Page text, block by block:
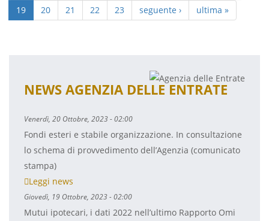
19
20 21 22 23 seguente › ultima »
NEWS AGENZIA DELLE ENTRATE
Venerdì, 20 Ottobre, 2023 - 02:00
Fondi esteri e stabile organizzazione. In consultazione
lo schema di provvedimento dell’Agenzia (comunicato
stampa)
Leggi news
Giovedì, 19 Ottobre, 2023 - 02:00
Mutui ipotecari, i dati 2022 nell’ultimo Rapporto Omi